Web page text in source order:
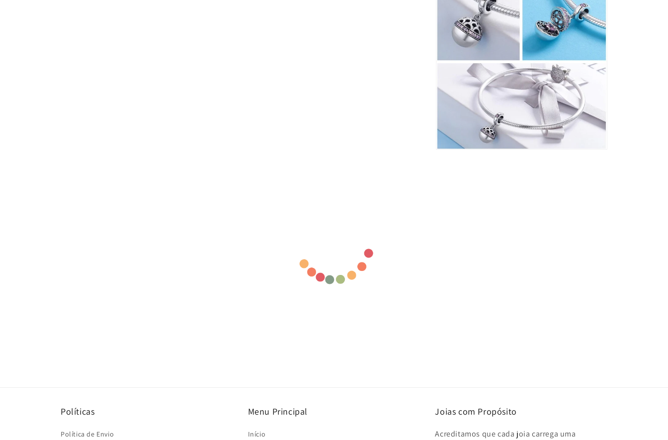
Políticas
Política de Envio
Menu Principal
Início
Joias com Propósito
Acreditamos que cada joia carrega uma